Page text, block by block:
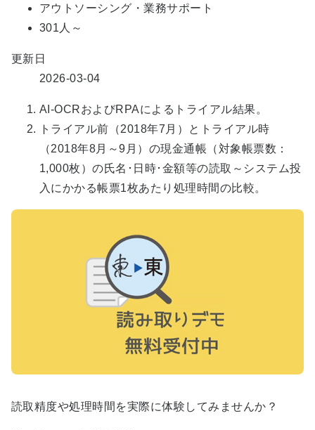
アウトソーシング・業務サポート
301人～
更新日
2026-03-04
AI-OCRおよびRPAによるトライアル結果。
トライアル前（2018年7月）とトライアル時
（2018年8月～9月）の現金通帳（対象帳票数：
1,000枚）の氏名･日時･金額等の読取～システム投
入にかかる帳票1枚あたり処理時間の比較。
読取精度や処理時間を実際に体験してみませんか？